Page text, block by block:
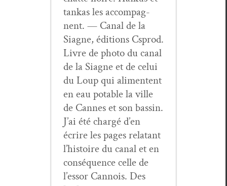
tankas les accom­pa­g­
nent. — Canal de la
Siagne, édi­tions Csprod.
Livre de pho­to du canal
de la Siagne et de celui
du Loup qui ali­mentent
en eau potable la ville
de Cannes et son bassin.
J’ai été chargé d’en
écrire les pages rela­tant
l’histoire du canal et en
con­séquence celle de
l’essor Can­nois. Des